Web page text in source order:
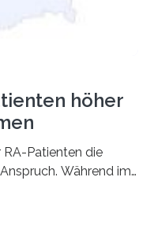
höher
Patienten die
Während im